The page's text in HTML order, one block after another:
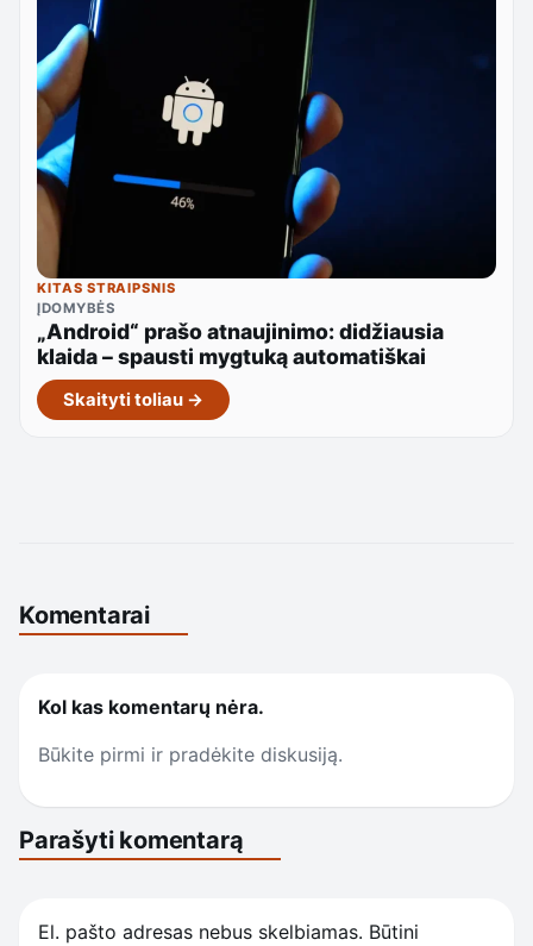
KITAS STRAIPSNIS
ĮDOMYBĖS
„Android“ prašo atnaujinimo: didžiausia
klaida – spausti mygtuką automatiškai
Skaityti toliau →
Komentarai
Kol kas komentarų nėra.
Būkite pirmi ir pradėkite diskusiją.
Parašyti komentarą
El. pašto adresas nebus skelbiamas. Būtini